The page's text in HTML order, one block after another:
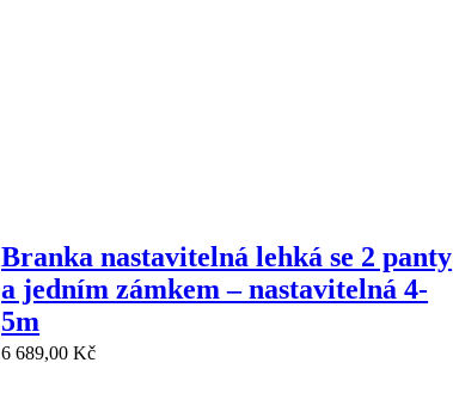
Branka nastavitelná lehká se 2 panty
a jedním zámkem – nastavitelná 4-
5m
6 689,00Kč